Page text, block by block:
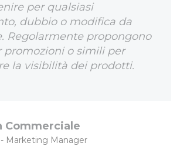
per qualsiasi
dubbio o modifica da
Regolarmente propongono
promozioni o simili per
la visibilità dei prodotti.
Commerciale
- Marketing Manager